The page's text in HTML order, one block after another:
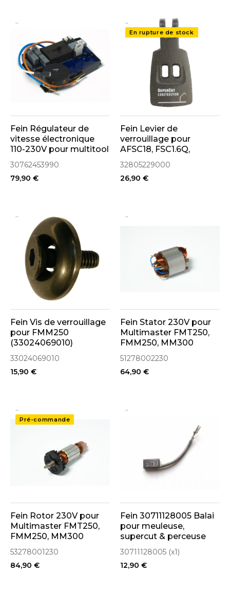
..
Fein Régulateur de
vitesse électronique
110-230V pour multitool
(30762453990)
30762453990
79,90 €
..
En rupture de stock
Fein Levier de
verrouillage pour
AFSC18, FSC1.6Q,
FSC2.0Q
(32805229000)
32805229000
26,90 €
..
Fein Vis de verrouillage
pour FMM250
(33024069010)
33024069010
15,90 €
..
Fein Stator 230V pour
Multimaster FMT250,
FMM250, MM300
(51278002230)
51278002230
64,90 €
..
Pré-commande
Fein Rotor 230V pour
Multimaster FMT250,
FMM250, MM300
(53278001230)
53278001230
84,90 €
..
Fein 30711128005 Balai
pour meuleuse,
supercut & perceuse
30711128005 (x1)
12,90 €